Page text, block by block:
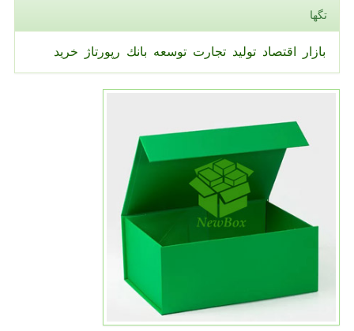
تگها
بازار اقتصاد تولید تجارت توسعه بانك رپورتاژ خرید